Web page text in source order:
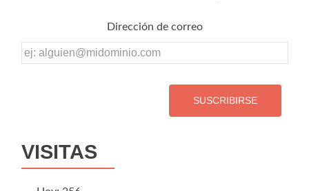
Dirección de correo
Dirección
de
correo
VISITAS